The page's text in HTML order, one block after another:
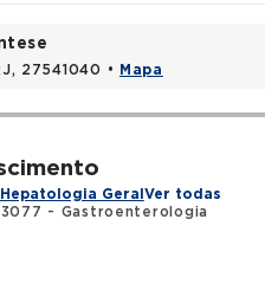
27541040 • Mapa
Hepatologia Geral Ver todas
- Gastroenterologia